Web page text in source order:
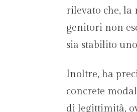
rilevato che,
genitori non
sia stabilito
Inoltre, ha
concrete
di legittimità,